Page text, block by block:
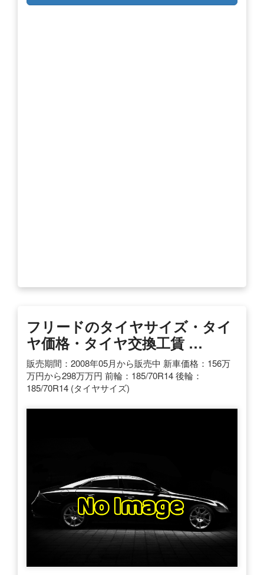
フリードのタイヤサイズ・タイ
ヤ価格・タイヤ交換工賃 …
販売期間：2008年05月から販売中 新車価格：156万
万円から298万万円 前輪：185/70R14 後輪：
185/70R14 (タイヤサイズ)